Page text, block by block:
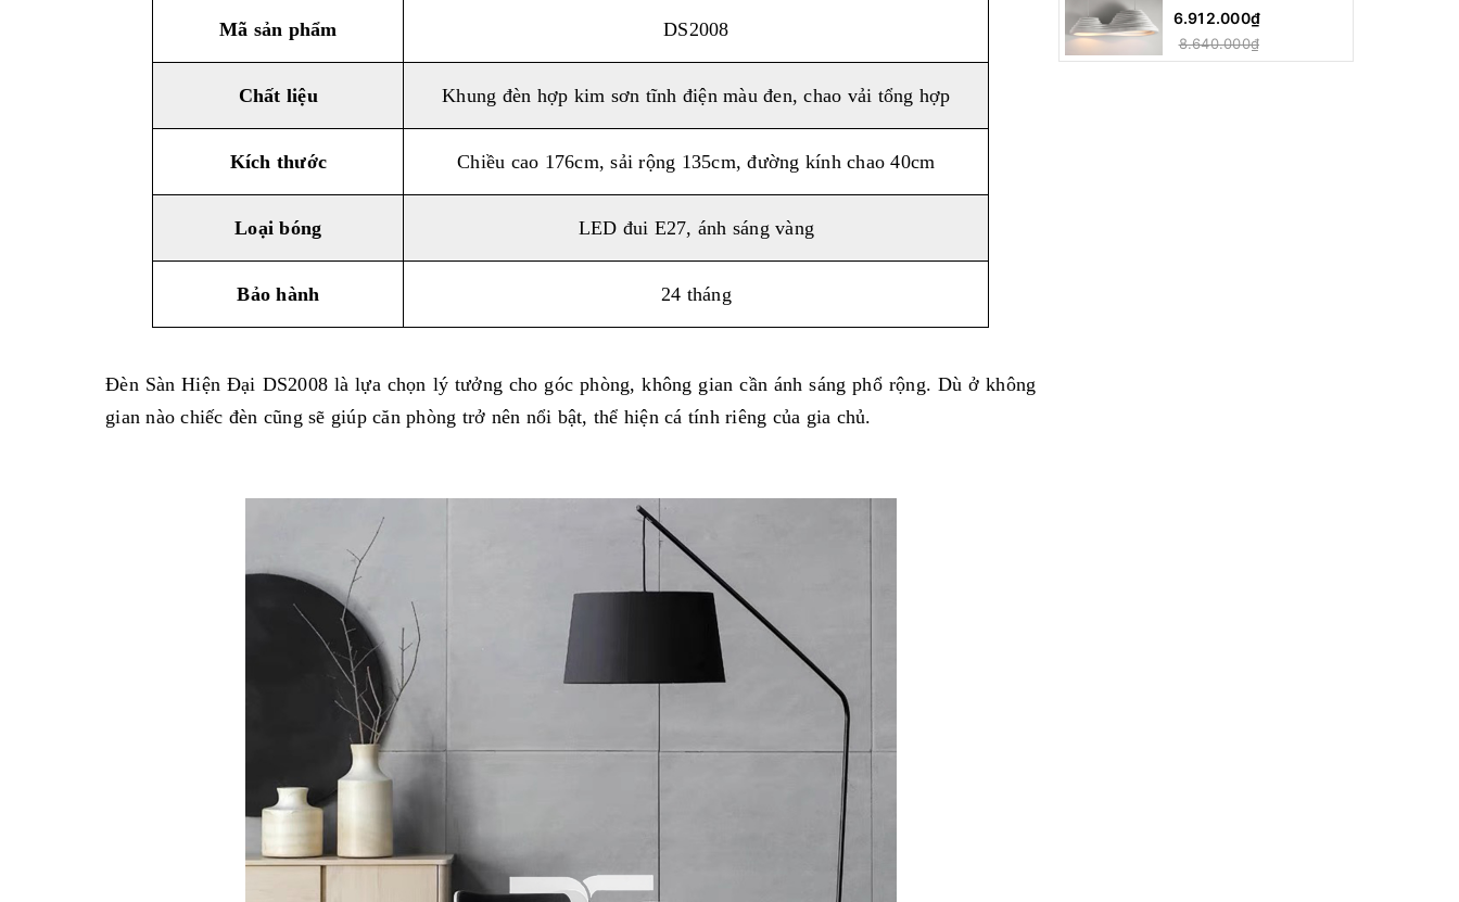
Mã sản phẩm DS2008
Chất liệu Khung đèn hợp kim sơn tĩnh điện màu đen, chao vải tổng hợp
Kích thước Chiều cao 176cm, sải rộng 135cm, đường kính chao 40cm
Loại bóng LED đui E27, ánh sáng vàng
Bảo hành 24 tháng
Đèn Sàn Hiện Đại DS2008 là lựa chọn lý tưởng cho góc phòng, không gian cần ánh sáng phổ rộng. Dù ở không
gian nào chiếc đèn cũng sẽ giúp căn phòng trở nên nổi bật, thể hiện cá tính riêng của gia chủ.
Đại Bậc Thang Đôi
Phong Cách Nhật Bản
Wabi-sabi DC-T078A
6.912.000₫
8.640.000₫